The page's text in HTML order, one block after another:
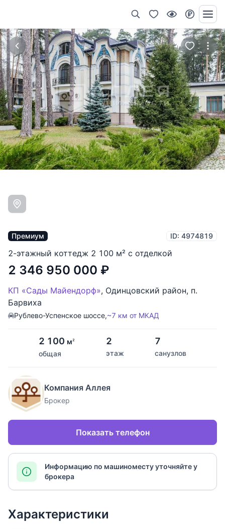
Премиум ID: 4974819
2-этажный коттедж 2 100 м² с отделкой
2 346 950 000 ₽
КП «Сады Майендорф», Одинцовский район, п.
Барвиха
Рублево-Успенское шоссе,~7 км от МКАД
2 100 м2
общая
2
этаж
7
санузлов
Компания Аллея
Брокер
Показать телефон
Информацию по машиноместу уточняйте у
брокера
Характеристики